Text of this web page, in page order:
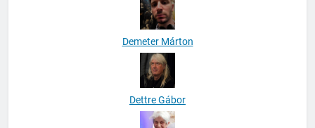
Demeter Márton
Dettre Gábor